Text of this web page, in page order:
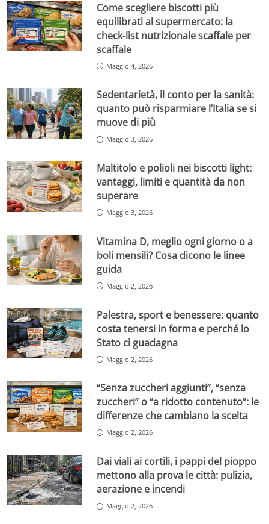
Come scegliere biscotti più
equilibrati al supermercato: la
check-list nutrizionale scaffale per
scaffale
Maggio 4, 2026
Sedentarietà, il conto per la sanità:
quanto può risparmiare l’Italia se si
muove di più
Maggio 3, 2026
Maltitolo e polioli nei biscotti light:
vantaggi, limiti e quantità da non
superare
Maggio 3, 2026
Vitamina D, meglio ogni giorno o a
boli mensili? Cosa dicono le linee
guida
Maggio 2, 2026
Palestra, sport e benessere: quanto
costa tenersi in forma e perché lo
Stato ci guadagna
Maggio 2, 2026
“Senza zuccheri aggiunti”, “senza
zuccheri” o “a ridotto contenuto”: le
differenze che cambiano la scelta
Maggio 2, 2026
Dai viali ai cortili, i pappi del pioppo
mettono alla prova le città: pulizia,
aerazione e incendi
Maggio 2, 2026